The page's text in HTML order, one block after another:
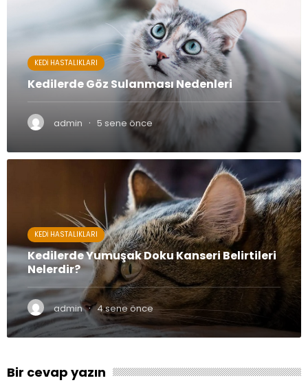
KEDI HASTALIKLARI
Kedilerde Göz Sulanması Nedenleri
admin · 5 sene önce
KEDI HASTALIKLARI
Kedilerde Yumuşak Doku Kanseri Belirtileri
Nelerdir?
admin · 4 sene önce
Bir cevap yazın